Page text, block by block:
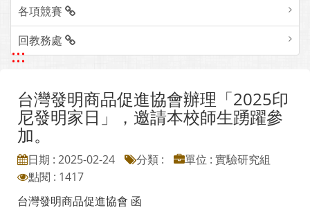
各項競賽
回教務處
:::
台灣發明商品促進協會辦理「2025印
尼發明家日」，邀請本校師生踴躍參
加。
日期 : 2025-02-24 分類 :
單位 : 實驗研究組
點閱 : 1417
台灣發明商品促進協會 函